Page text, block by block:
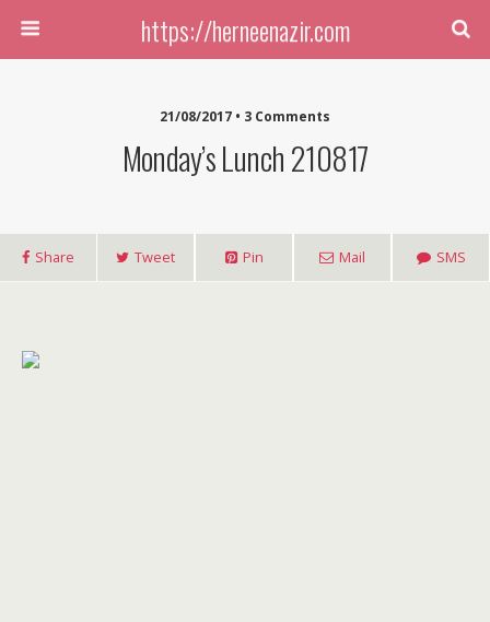
https://herneenazir.com
21/08/2017 • 3 Comments
Monday’s Lunch 210817
Share Tweet Pin Mail SMS